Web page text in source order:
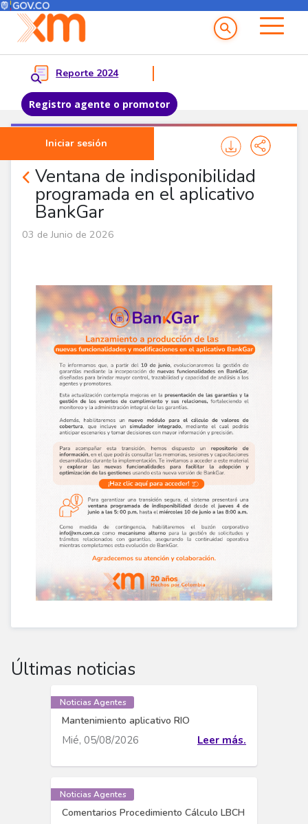
Pasar al contenido principal
Menú del Usuario
Reporte 2024
Registro agente o promotor
Iniciar sesión
Menu principal
Ventana de indisponibilidad
programada en el aplicativo
BankGar
Noticias Promotores
03 de Junio de 2026
Últimas noticias
Noticias Agentes
Mantenimiento aplicativo RIO
Mié, 05/08/2026 Leer más.
Noticias Agentes
Comentarios Procedimiento Cálculo LBCH